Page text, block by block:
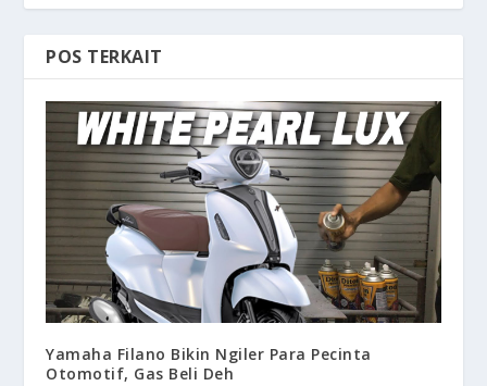
POS TERKAIT
Yamaha Filano Bikin Ngiler Para Pecinta
Otomotif, Gas Beli Deh